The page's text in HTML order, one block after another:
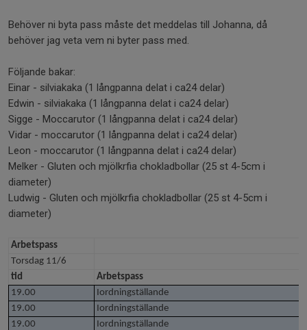
Behöver ni byta pass måste det meddelas till Johanna, då
behöver jag veta vem ni byter pass med.
Följande bakar:
Einar - silviakaka (1 långpanna delat i ca24 delar)
Edwin - silviakaka (1 långpanna delat i ca24 delar)
Sigge - Moccarutor (1 långpanna delat i ca24 delar)
Vidar - moccarutor (1 långpanna delat i ca24 delar)
Leon - moccarutor (1 långpanna delat i ca24 delar)
Melker - Gluten och mjölkrfia chokladbollar (25 st 4-5cm i
diameter)
Ludwig - Gluten och mjölkrfia chokladbollar (25 st 4-5cm i
diameter)
Arbetspass
Torsdag 11/6
tid
Arbetspass
19.00
Iordningställande
19.00
Iordningställande
19.00
Iordningställande